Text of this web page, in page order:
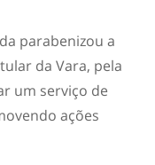
parabenizou a
da Vara, pela
um serviço de
ações